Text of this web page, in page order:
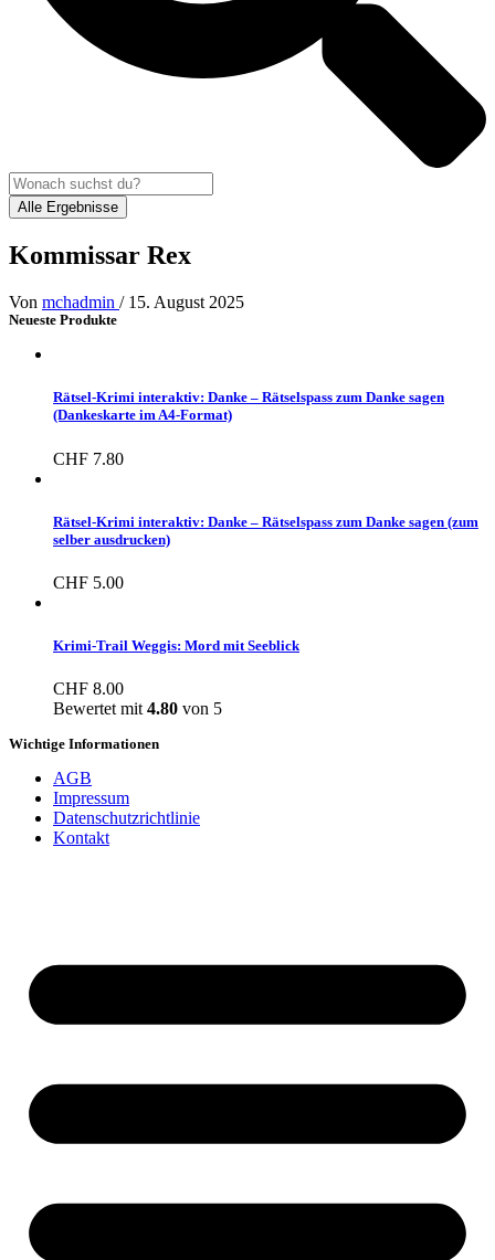
Alle Ergebnisse
Kommissar Rex
Von mchadmin / 15. August 2025
Neueste Produkte
Rätsel-Krimi interaktiv: Danke – Rätselspass zum Danke sagen
(Dankeskarte im A4-Format)
CHF 7.80
Rätsel-Krimi interaktiv: Danke – Rätselspass zum Danke sagen (zum
selber ausdrucken)
CHF 5.00
Krimi-Trail Weggis: Mord mit Seeblick
CHF 8.00
Bewertet mit 4.80 von 5
Wichtige Informationen
AGB
Impressum
Datenschutzrichtlinie
Kontakt